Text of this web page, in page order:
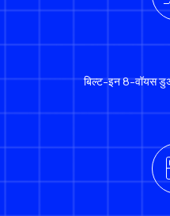
बिल्ट-इन 8-वॉयस